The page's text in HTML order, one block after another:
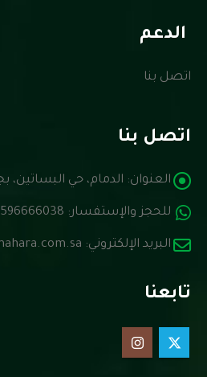
الدعم
اتصل بنا
اتصل بنا
العنوان: الدمام، حي
للحجز والإستفسار:
البريد الإلكتروني:
تابعنا